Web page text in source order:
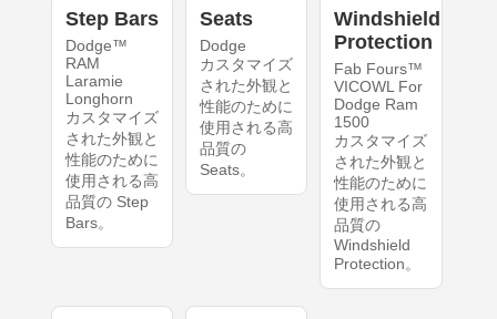
Step Bars
Dodge™
RAM
Laramie
Longhorn
カスタマイズ
された外観と
性能のために
使用される高
品質の Step
Bars。
Seats
Dodge
カスタマイズ
された外観と
性能のために
使用される高
品質の
Seats。
Windshield
Protection
Fab Fours™
VICOWL For
Dodge Ram
1500
カスタマイズ
された外観と
性能のために
使用される高
品質の
Windshield
Protection。